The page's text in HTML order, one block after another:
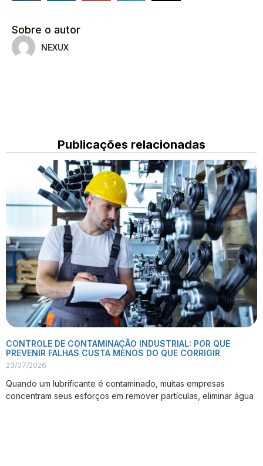
Sobre o autor
NEXUX
Publicações relacionadas
CONTROLE DE CONTAMINAÇÃO INDUSTRIAL: POR QUE
PREVENIR FALHAS CUSTA MENOS DO QUE CORRIGIR
23/07/2026
Quando um lubrificante é contaminado, muitas empresas
concentram seus esforços em remover partículas, eliminar água